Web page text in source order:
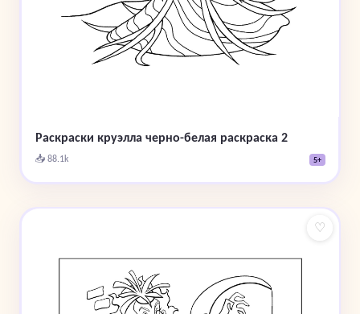
Раскраски круэлла черно-белая раскраска 2
📥 88.1k 5+
♡